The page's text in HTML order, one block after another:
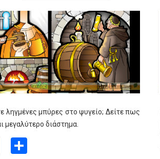
ληγμένες μπύρες στο ψυγείο; Δείτε πως
μεγαλύτερο διάστημα.
Twitter